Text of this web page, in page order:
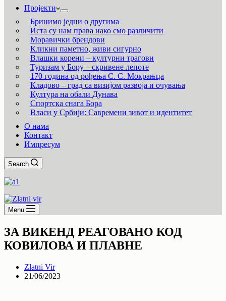
Пројекти
Бринимо једни о другима
Иста су нам права иако смо различити
Моравички брендови
Кликни паметно, живи сигурно
Влашки корени – културни трагови
Туризам у Бору – скривене лепоте
170 година од рођења С. С. Мокрањца
Кладово – град са визијом развоја и очувања
Култура на обали Дунава
Спортска снага Бора
Власи у Србији: Савремени зивот и идентитет
О нама
Контакт
Импресум
Search
Menu
ЗА ВИКЕНД РЕАГОВАНО КОД
КОВИЛОВА И ПЛАВНЕ
Zlatni Vir
21/06/2023